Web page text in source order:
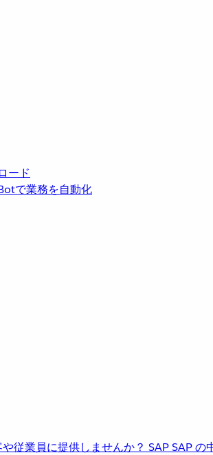
ード
で業務を自動化
従業員に提供しませんか？ SAPSAP の